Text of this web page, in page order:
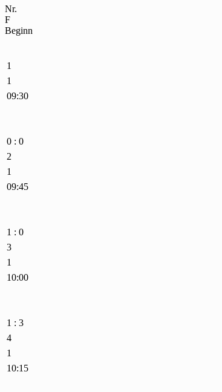
Nr.
F
Beginn
1
1
09:30
0 : 0
2
1
09:45
1 : 0
3
1
10:00
1 : 3
4
1
10:15